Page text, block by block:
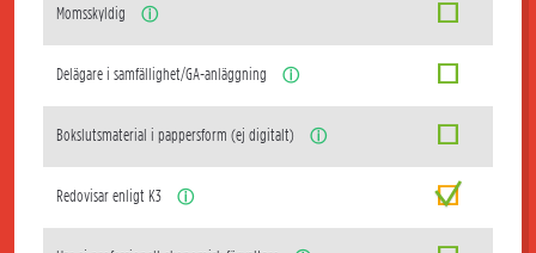
Momsskyldig ⓘ
Delägare i samfällighet/GA-anläggning ⓘ
Bokslutsmaterial i pappersform (ej digitalt) ⓘ
Redovisar enligt K3 ⓘ